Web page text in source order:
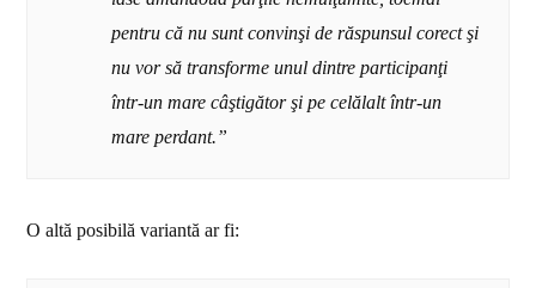
pentru că nu sunt convinşi de răspunsul corect şi
nu vor să transforme unul dintre participanţi
într-un mare câştigător şi pe celălalt într-un
mare perdant.”
O altă posibilă variantă ar fi: